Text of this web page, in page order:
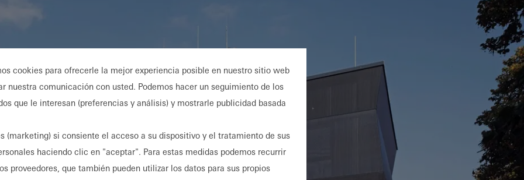
cookies para ofrecerle la mejor experiencia posible en nuestro sitio web
nuestra comunicación con usted. Podemos hacer un seguimiento de los
que le interesan (preferencias y análisis) y mostrarle publicidad basada
(marketing) si consiente el acceso a su dispositivo y el tratamiento de sus
haciendo clic en "aceptar". Para estas medidas podemos recurrir
proveedores, que también pueden utilizar los datos para sus propios